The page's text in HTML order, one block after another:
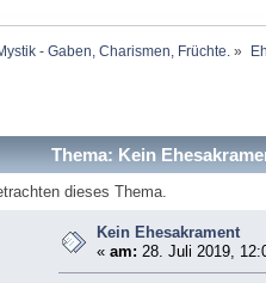
- Gaben, Charismen, Früchte. »
Thema: Kein
dieses Thema.
Kein Ehesakrament
«am: 28. Juli 2019,